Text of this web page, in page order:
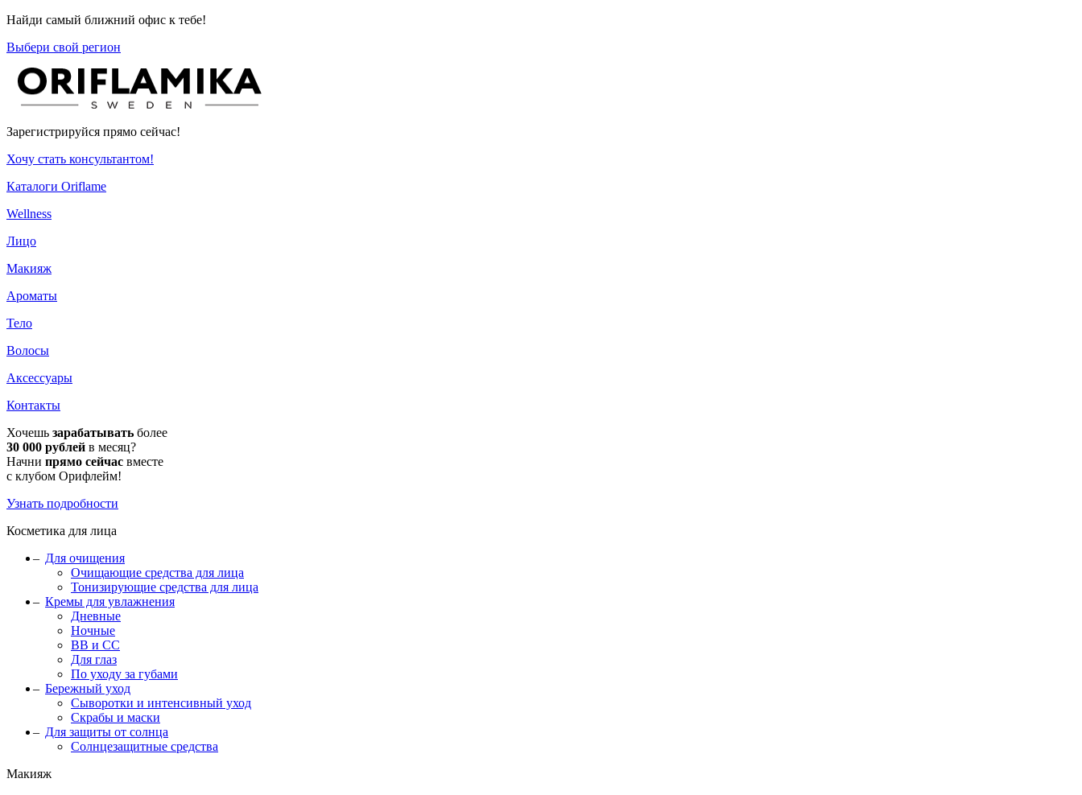
Найди самый ближний офис к тебе!
Выбери свой регион
Зарегистрируйся прямо сейчас!
Хочу стать консультантом!
Каталоги Oriflame
Wellness
Лицо
Макияж
Ароматы
Тело
Волосы
Аксессуары
Контакты
Хочешь зарабатывать более
30 000 рублей в месяц?
Начни прямо сейчас вместе
с клубом Орифлейм!
Узнать подробности
Косметика для лица
Для очищения
Очищающие средства для лица
Тонизирующие средства для лица
Кремы для увлажнения
Дневные
Ночные
BB и CC
Для глаз
По уходу за губами
Бережный уход
Сыворотки и интенсивный уход
Скрабы и маски
Для защиты от солнца
Солнцезащитные средства
Макияж